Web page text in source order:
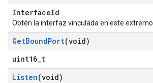
InterfaceId
Obtén la interfaz vinculada en este extremo.
GetBoundPort(void)
uint16_t
Listen(void)